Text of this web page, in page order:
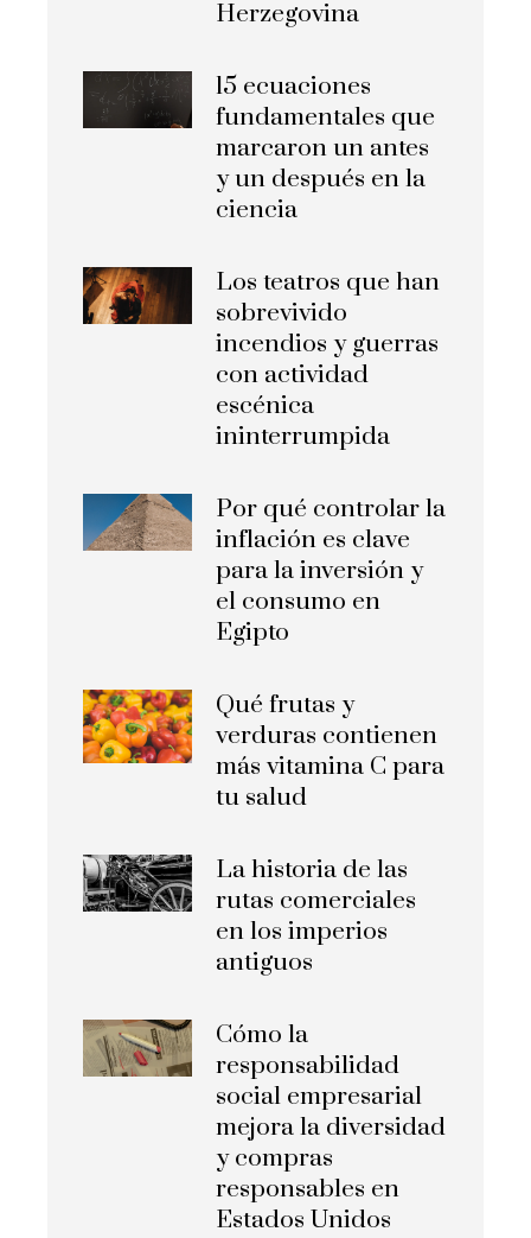
Herzegovina
15 ecuaciones
fundamentales que
marcaron un antes
y un después en la
ciencia
Los teatros que han
sobrevivido
incendios y guerras
con actividad
escénica
ininterrumpida
Por qué controlar la
inflación es clave
para la inversión y
el consumo en
Egipto
Qué frutas y
verduras contienen
más vitamina C para
tu salud
La historia de las
rutas comerciales
en los imperios
antiguos
Cómo la
responsabilidad
social empresarial
mejora la diversidad
y compras
responsables en
Estados Unidos